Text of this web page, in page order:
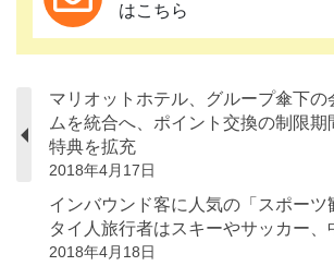
はこちら
マリオットホテル、グループ傘下の
ムを統合へ、ポイント交換の制限期
特典を拡充
2018年4月17日
インバウンド客に人気の「スポー
タイ人旅行者はスキーやサッカー、
2018年4月18日